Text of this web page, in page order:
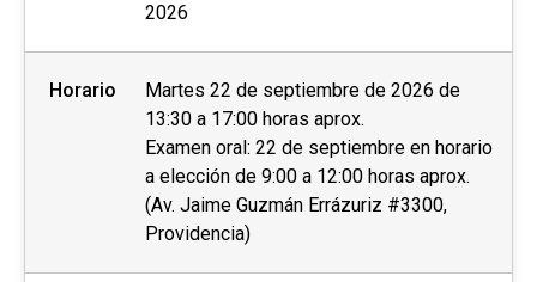
2026
Horario
Martes 22 de septiembre de 2026 de
13:30 a 17:00 horas aprox.
Examen oral: 22 de septiembre en horario
a elección de 9:00 a 12:00 horas aprox.
(Av. Jaime Guzmán Errázuriz #3300,
Providencia)